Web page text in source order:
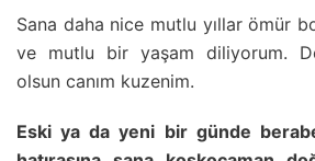
Sana daha nice mutlu yıllar ömür
ve mutlu bir yaşam diliyorum.
olsun canım kuzenim.
Eski ya da yeni bir günde beraber